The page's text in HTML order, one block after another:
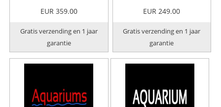
EUR 359.00
Gratis verzending en 1 jaar
garantie
EUR 249.00
Gratis verzending en 1 jaar
garantie